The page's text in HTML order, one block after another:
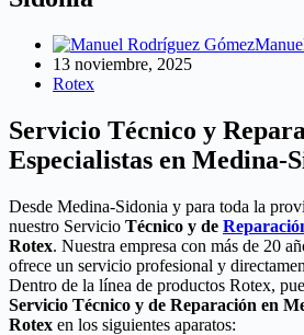
13 noviembre, 2025
Rotex
Servicio Técnico y
Especialistas en Medina-
Desde Medina-Sidonia y para toda la
nuestro Servicio Técnico y de
Rotex. Nuestra empresa con más de 20
ofrece un servicio profesional y
Dentro de la línea de productos Rotex,
Servicio Técnico y de Reparación en
Rotex en los siguientes aparatos: